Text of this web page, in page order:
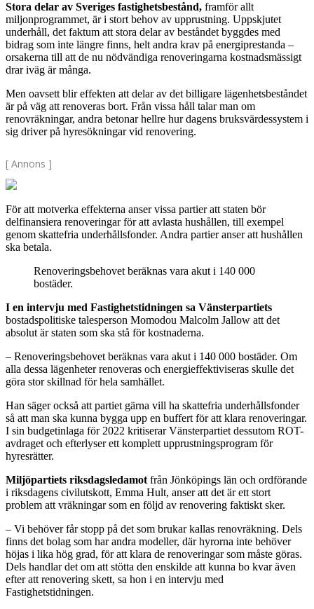
Stora delar av Sveriges fastighetsbestånd, framför allt
miljonprogrammet, är i stort behov av upprustning. Uppskjutet
underhåll, det faktum att stora delar av beståndet byggdes med
bidrag som inte längre finns, helt andra krav på energiprestanda –
orsakerna till att de nu nödvändiga renoveringarna kostnadsmässigt
drar iväg är många.
Men oavsett blir effekten att delar av det billigare lägenhetsbeståndet
är på väg att renoveras bort. Från vissa håll talar man om
renovräkningar, andra betonar hellre hur dagens bruksvärdessystem i
sig driver på hyresökningar vid renovering.
[ Annons ]
För att motverka effekterna anser vissa partier att staten bör
delfinansiera renoveringar för att avlasta hushållen, till exempel
genom skattefria underhållsfonder. Andra partier anser att hushållen
ska betala.
Renoveringsbehovet beräknas vara akut i 140 000
bostäder.
I en intervju med Fastighetstidningen sa Vänsterpartiets
bostadspolitiske talesperson Momodou Malcolm Jallow att det
absolut är staten som ska stå för kostnaderna.
– Renoveringsbehovet beräknas vara akut i 140 000 bostäder. Om
alla dessa lägenheter renoveras och energieffektiviseras skulle det
göra stor skillnad för hela samhället.
Han säger också att partiet gärna vill ha skattefria underhållsfonder
så att man ska kunna bygga upp en buffert för att klara renoveringar.
I sin budgetinlaga för 2022 kritiserar Vänsterpartiet dessutom ROT-
avdraget och efterlyser ett komplett upprustningsprogram för
hyresrätter.
Miljöpartiets riksdagsledamot från Jönköpings län och ordförande
i riksdagens civilutskott, Emma Hult, anser att det är ett stort
problem att vräkningar som en följd av renovering faktiskt sker.
– Vi behöver får stopp på det som brukar kallas renovräkning. Dels
finns det bolag som har andra modeller, där hyrorna inte behöver
höjas i lika hög grad, för att klara de renoveringar som måste göras.
Dels handlar det om att stötta den enskilde att kunna bo kvar även
efter att renovering skett, sa hon i en intervju med
Fastighetstidningen.